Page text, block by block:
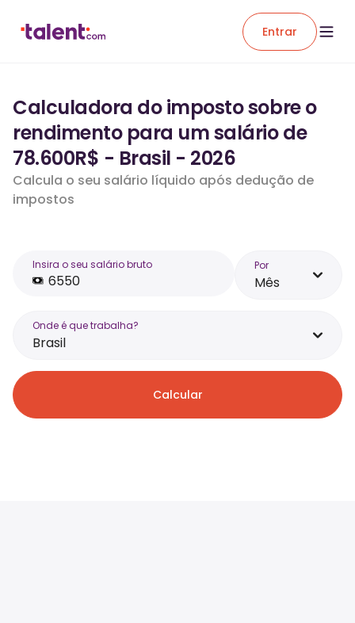
Entrar
Calculadora do imposto sobre o
rendimento para um salário de
78.600R$ - Brasil - 2026
Calcula o seu salário líquido após dedução de
impostos
Insira o seu salário bruto Por
Mês
Onde é que trabalha?
Brasil
Calcular